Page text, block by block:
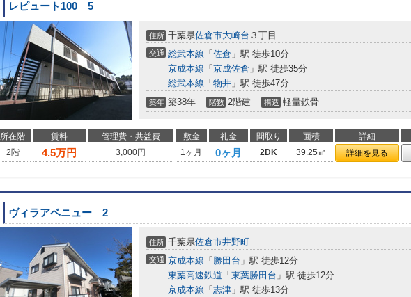
レピュート100 5
住所 千葉県佐倉市大崎台 ３丁目
交通 総武本線 「 佐倉 」駅 徒歩10分
京成本線 「 京成佐倉 」駅 徒歩35分
総武本線 「 物井 」駅 徒歩47分
築年 築38年 階数 2階建 構造 軽量鉄骨
所在階 賃料 管理費・共益費 敷金 礼金 間取り 面積 詳細
2階
4.5万円 3,000円 1ヶ月 0ヶ月 2DK 39.25㎡ 詳細を見る
ヴィラアベニュー 2
住所 千葉県佐倉市井野町
交通 京成本線 「 勝田台 」駅 徒歩12分
東葉高速鉄道 「 東葉勝田台 」駅 徒歩12分
京成本線 「 志津 」駅 徒歩13分